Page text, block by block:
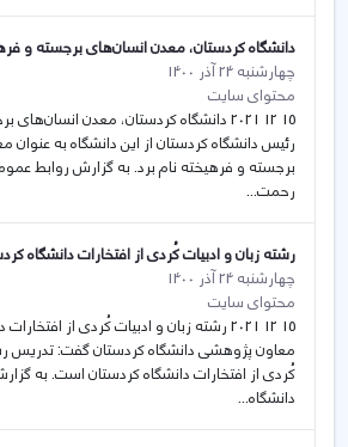
دانشگاه کردستان، معدن انسان‌های برجسته و
چهارشنبه 24 آذر 1400
محتوای سایت
15 12 2021 دانشگاه کردستان، معدن
رئیس دانشگاه کردستان از این دانشگاه به
برجسته و فرهیخته نام برد. به گزارش روابط
رحمت...
رشته زبان و ادبیات کُردی از افتخارات دانشگاه
چهارشنبه 24 آذر 1400
محتوای سایت
15 12 2021 رشته زبان و ادبیات کُردی از
معاون پژوهشی دانشگاه کردستان گفت: تدریس
کُردی از افتخارات دانشگاه کردستان است. به
دانشگاه...